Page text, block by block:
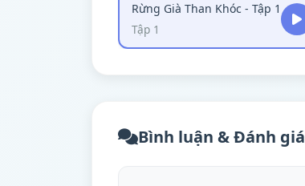
Rừng Già Than Khóc - Tập 1
Tập 1
Bình luận & Đánh giá